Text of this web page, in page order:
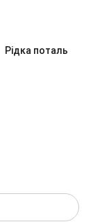
Рідка поталь